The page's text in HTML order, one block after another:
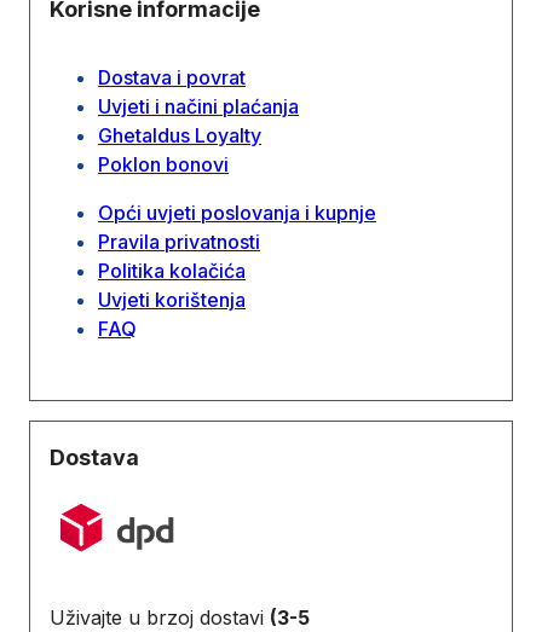
Korisne informacije
Dostava i povrat
Uvjeti i načini plaćanja
Ghetaldus Loyalty
Poklon bonovi
Opći uvjeti poslovanja i kupnje
Pravila privatnosti
Politika kolačića
Uvjeti korištenja
FAQ
Dostava
Uživajte u brzoj dostavi (3-5